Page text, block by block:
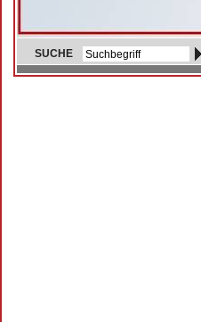
SUCHE